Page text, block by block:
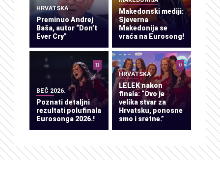
HRVATSKA
Preminuo Andrej
Baša, autor “Don’t
Ever Cry”
Makedonski mediji:
Sjeverna
Makedonija se
vraća na Eurosong!
BEČ 2026.
Poznati detaljni
rezultati polufinala
Eurosonga 2026.!
11
HRVATSKA
LELEK nakon
finala: “Ovo je
velika stvar za
Hrvatsku, ponosne
smo i sretne.”
0